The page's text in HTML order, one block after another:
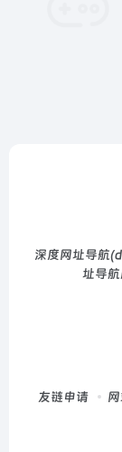
深度网址导航
址导航
友链申请